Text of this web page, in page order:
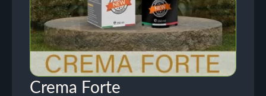
Crema Forte